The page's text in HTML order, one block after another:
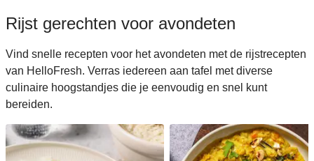
Rijst gerechten voor avondeten
Vind snelle recepten voor het avondeten met de rijstrecepten
van HelloFresh. Verras iedereen aan tafel met diverse
culinaire hoogstandjes die je eenvoudig en snel kunt
bereiden.